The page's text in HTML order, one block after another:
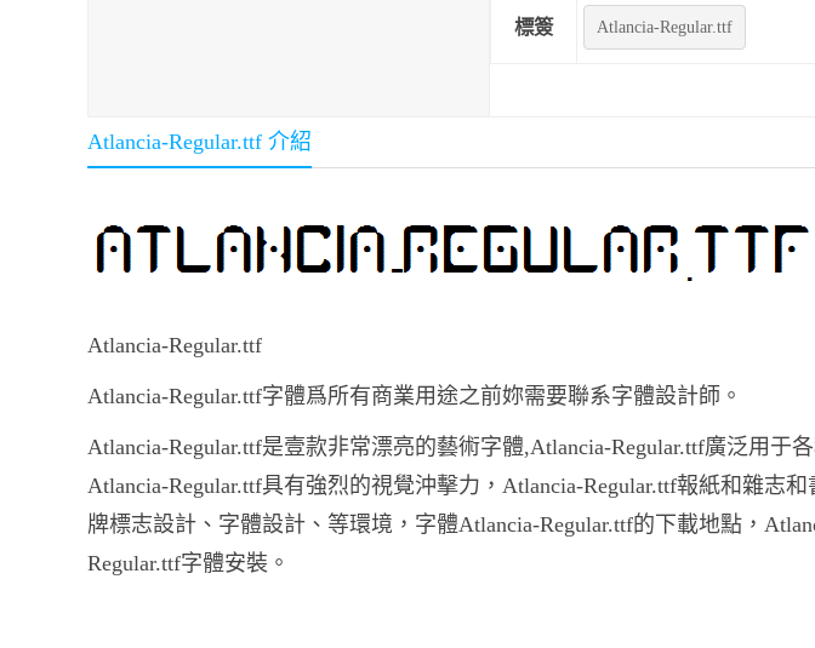
標簽 Atlancia-Regular.ttf
Atlancia-Regular.ttf 介紹
Atlancia-Regular.ttf
Atlancia-Regular.ttf字體爲所有商業用途之前妳需要聯系字體設計師。
Atlancia-Regular.ttf是壹款非常漂亮的藝術字體,Atlancia-Regular.ttf廣泛用于
Atlancia-Regular.ttf具有強烈的視覺沖擊力，Atlancia-Regular.ttf報紙和雜志
牌標志設計、字體設計、等環境，字體Atlancia-Regular.ttf的下載地點，
Regular.ttf字體安裝。